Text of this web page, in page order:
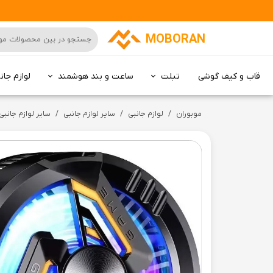
MOBORAN
قاب و کیف گوشی تبلت ساعت و بند هوشمند لوازم
موبوران لوازم جانبی سایر لوازم جانبی سایر لوازم جانبی